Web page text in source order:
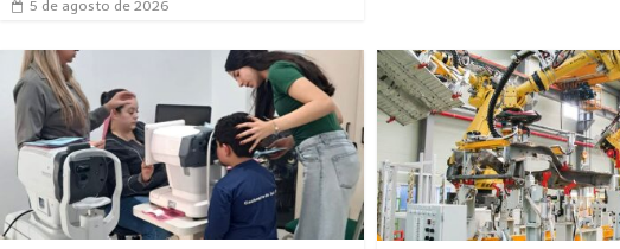
5 de agosto de 2026